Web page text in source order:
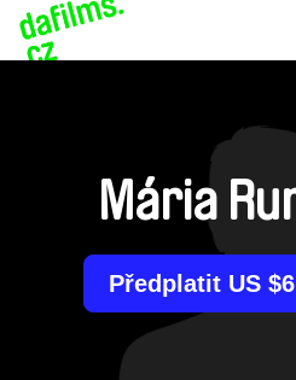
Mária
Předplatit US